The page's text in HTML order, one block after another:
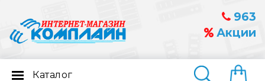
963
Акции
Найти
Каталог